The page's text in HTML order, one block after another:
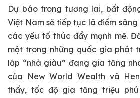
Dự báo trong tương lai, bất
Việt Nam sẽ tiếp tục là điểm
các yếu tố thúc đẩy mạnh mẽ.
một trong những quốc gia phát
lớp “nhà giàu” đang gia tăng
của New World Wealth và
thấy, tốc độ gia tăng triệu